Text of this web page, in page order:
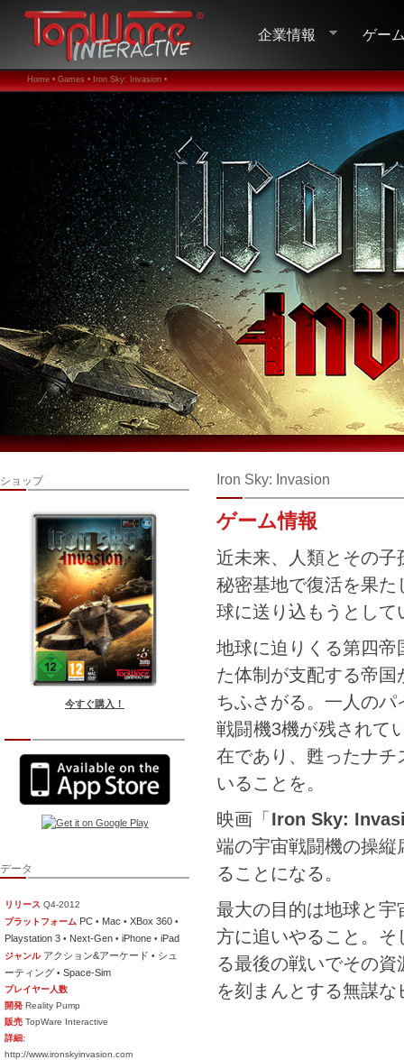
企業情報 ゲー
Home • Games • Iron Sky: Invasion •
ショップ
今すぐ購入！
データ
リリース Q4-2012
プラットフォーム PC • Mac •XBox 360 •
Playstation 3 • Next-Gen •iPhone •iPad
ジャンル アクション&アーケード • シュ
ーティング •Space-Sim
プレイヤー人数
開発 Reality Pump
販売 TopWare Interactive
詳細:
http://www.ironskyinvasion.com
Iron Sky: Invasion
ゲーム情報
近未来、人類とその
秘密基地で復活を果
球に送り込もうとして
地球に迫りくる第四
た体制が支配する帝
ちふさがる。一人の
戦闘機3機が残されて
在であり、甦ったナ
いることを。
映画「 Iron Sky:
端の宇宙戦闘機の操
ることになる。
最大の目的は地球と
方に追いやること。
る最後の戦いでその
を刻まんとする無謀